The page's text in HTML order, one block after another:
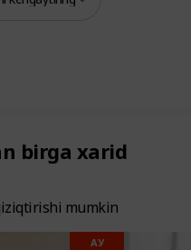
birga xarid
mumkin
АУ